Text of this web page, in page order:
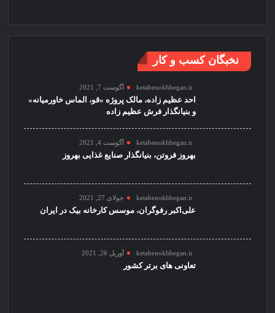
نخبگان کسب و کار
ketabenokhbegan.ir آگوست 7, 2021
احد عظیم زاده، مالک پروژه «قو، الماس خاورمیانه»
و بنیانگذار فرش عظیم زاده
ketabenokhbegan.ir آگوست 4, 2021
بهروز فروتن، بنیانگذار صنایع غذایی بهروز
ketabenokhbegan.ir جولای 27, 2021
علی‌اکبر رفوگران، موسس کارخانه بیک در ایران
ketabenokhbegan.ir آوریل 26, 2021
تعاونی های برتر کشور